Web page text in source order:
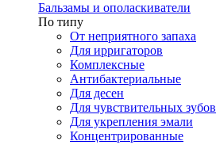
Бальзамы и ополаскиватели
По типу
От неприятного запаха
Для ирригаторов
Комплексные
Антибактериальные
Для десен
Для чувствительных зубов
Для укрепления эмали
Концентрированные